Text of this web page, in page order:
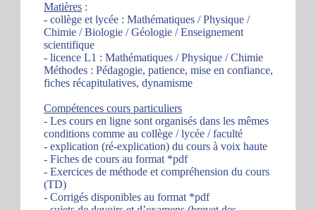
Matières :
- collège et lycée : Mathématiques / Physique /
Chimie / Biologie / Géologie / Enseignement
scientifique
- licence L1 : Mathématiques / Physique / Chimie
Méthodes : Pédagogie, patience, mise en confiance,
fiches récapitulatives, dynamisme
Compétences cours particuliers
- Les cours en ligne sont organisés dans les mêmes
conditions comme au collège / lycée / faculté
- explication (ré-explication) du cours à voix haute
- Fiches de cours au format *pdf
- Exercices de méthode et compréhension du cours
(TD)
- Corrigés disponibles au format *pdf